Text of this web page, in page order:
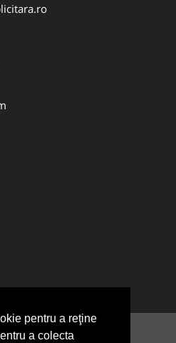
pentru a reţine
a colecta